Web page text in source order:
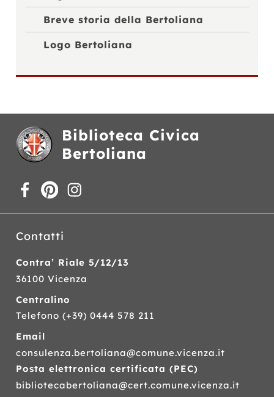
Breve storia della Bertoliana
Logo Bertoliana
Biblioteca Civica
Bertoliana
Contatti
Contra’ Riale 5/12/13
36100 Vicenza
Centralino
Telefono(+39) 0444 578 211
Email
consulenza.bertoliana@comune.vicenza.it
Posta elettronica certificata (PEC)
bibliotecabertoliana@cert.comune.vicenza.it